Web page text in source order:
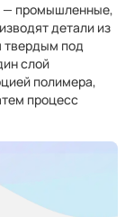
— промышленные,
детали из
твердым под
слой
полимера,
процесс